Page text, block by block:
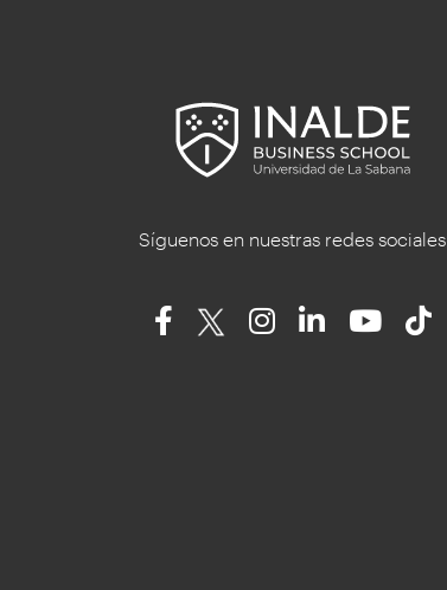
Síguenos en nuestras redes sociales